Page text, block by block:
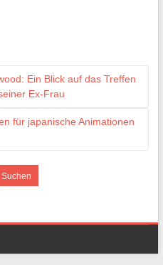
Ein Blick auf das Treffen
Ex-Frau
für japanische Animationen
Suchen